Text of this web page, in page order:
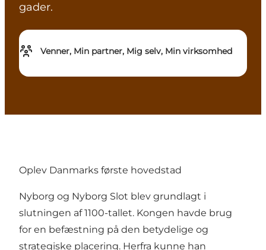
gader.
Venner, Min partner, Mig selv, Min virksomhed
Oplev Danmarks første hovedstad
Nyborg og Nyborg Slot blev grundlagt i
slutningen af ​​1100-tallet. Kongen havde brug
for en befæstning på den betydelige og
strategiske placering. Herfra kunne han